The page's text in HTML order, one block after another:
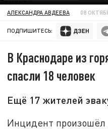
АЛЕКСАНДРА АВДЕЕВА 08
ПОДПИШИТЕСЬ:
В Краснодаре из
спасли 18 человек
Ещё 17 жителей
Инцидент произошёл